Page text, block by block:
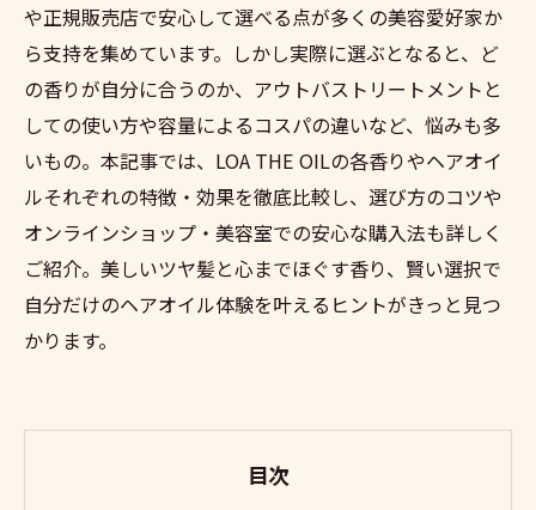
や正規販売店で安心して選べる点が多くの美容愛好家か
ら支持を集めています。しかし実際に選ぶとなると、ど
の香りが自分に合うのか、アウトバストリートメントと
しての使い方や容量によるコスパの違いなど、悩みも多
いもの。本記事では、LOA THE OILの各香りやヘアオイ
ルそれぞれの特徴・効果を徹底比較し、選び方のコツや
オンラインショップ・美容室での安心な購入法も詳しく
ご紹介。美しいツヤ髪と心までほぐす香り、賢い選択で
自分だけのヘアオイル体験を叶えるヒントがきっと見つ
かります。
目次